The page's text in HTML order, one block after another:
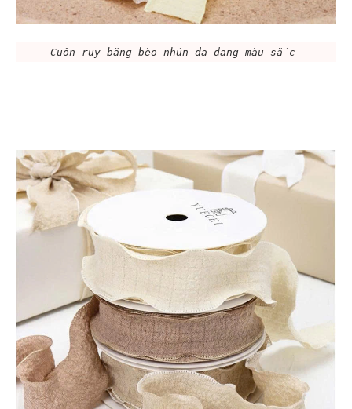
Cuộn ruy băng bèo nhún đa dạng màu sắc